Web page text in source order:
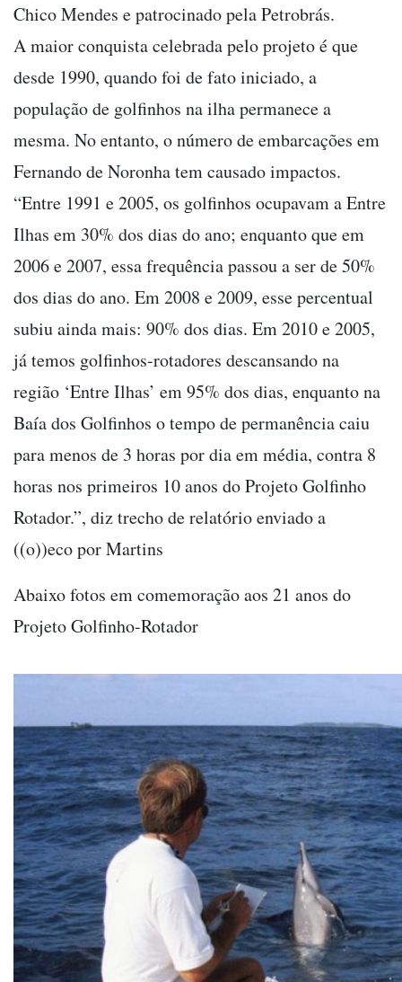
Chico Mendes e patrocinado pela Petrobrás.
A maior conquista celebrada pelo projeto é que
desde 1990, quando foi de fato iniciado, a
população de golfinhos na ilha permanece a
mesma. No entanto, o número de embarcações em
Fernando de Noronha tem causado impactos.
“Entre 1991 e 2005, os golfinhos ocupavam a Entre
Ilhas em 30% dos dias do ano; enquanto que em
2006 e 2007, essa frequência passou a ser de 50%
dos dias do ano. Em 2008 e 2009, esse percentual
subiu ainda mais: 90% dos dias. Em 2010 e 2005,
já temos golfinhos-rotadores descansando na
região ‘Entre Ilhas’ em 95% dos dias, enquanto na
Baía dos Golfinhos o tempo de permanência caiu
para menos de 3 horas por dia em média, contra 8
horas nos primeiros 10 anos do Projeto Golfinho
Rotador.”, diz trecho de relatório enviado a
((o))eco por Martins
Abaixo fotos em comemoração aos 21 anos do
Projeto Golfinho-Rotador